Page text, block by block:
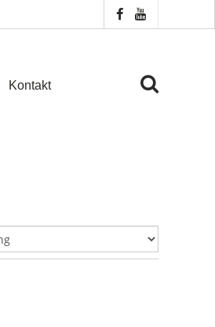
Kontakt